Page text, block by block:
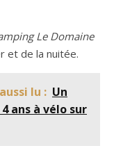
Le Domaine
et de la nuitée.
lu : Un
ans à vélo sur